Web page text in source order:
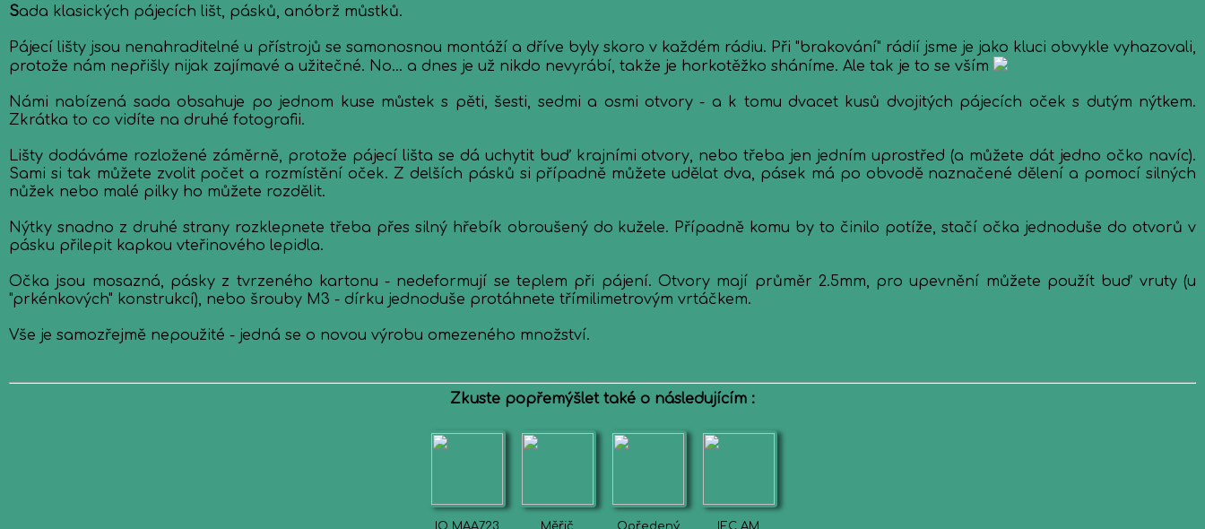
Sada klasických pájecích lišt, pásků, anóbrž můstků.
Pájecí lišty jsou nenahraditelné u přístrojů se samonosnou montáží a dříve byly skoro v každém rádiu. Při "brakování" rádií jsme je jako kluci obvykle vyhazovali,
protože nám nepřišly nijak zajímavé a užitečné. No... a dnes je už nikdo nevyrábí, takže je horkotěžko sháníme. Ale tak je to se vším
Námi nabízená sada obsahuje po jednom kuse můstek s pěti, šesti, sedmi a osmi otvory - a k tomu dvacet kusů dvojitých pájecích oček s dutým nýtkem.
Zkrátka to co vidíte na druhé fotografii.
Lišty dodáváme rozložené záměrně, protože pájecí lišta se dá uchytit buď krajními otvory, nebo třeba jen jedním uprostřed (a můžete dát jedno očko navíc).
Sami si tak můžete zvolit počet a rozmístění oček. Z delších pásků si případně můžete udělat dva, pásek má po obvodě naznačené dělení a pomocí silných
nůžek nebo malé pilky ho můžete rozdělit.
Nýtky snadno z druhé strany rozklepnete třeba přes silný hřebík obroušený do kužele. Případně komu by to činilo potíže, stačí očka jednoduše do otvorů v
pásku přilepit kapkou vteřinového lepidla.
Očka jsou mosazná, pásky z tvrzeného kartonu - nedeformují se teplem při pájení. Otvory mají průměr 2.5mm, pro upevnění můžete použít buď vruty (u
"prkénkových" konstrukcí), nebo šrouby M3 - dírku jednoduše protáhnete třímilimetrovým vrtáčkem.
Vše je samozřejmě nepoužité - jedná se o novou výrobu omezeného množství.
Zkuste popřemýšlet také o následujícím :
IO MAA723 Měřič Opředený IEC AM